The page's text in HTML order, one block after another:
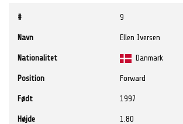
# 9
Navn Ellen Iversen
Nationalitet Danmark
Position Forward
Født 1997
Højde 1.80